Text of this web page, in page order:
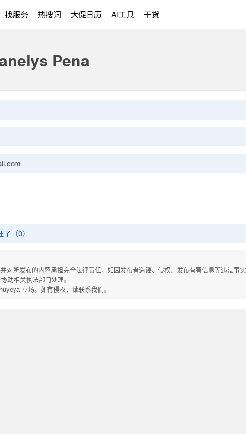
找服务 热搜词 大促日历 AI工具 干货
Pena
了（0）
对所发布的内容承担完全法律责任，如因发布者造谣、侵权、发布有害信息等违法事实
助相关执法部门处理。
立场。如有侵权，请联系我们。